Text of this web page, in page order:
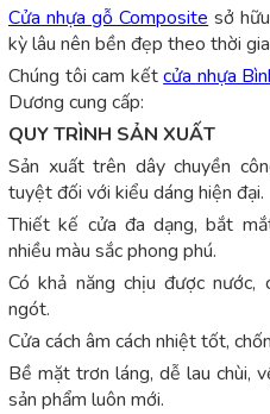
Cửa nhựa gỗ Composite sở
kỳ lâu nên bền đẹp theo thời
Chúng tôi cam kếtcửa nhựa
Dương cung cấp:
QUY TRÌNH SẢN XUẤT
Sản xuất trên dây chuyền
tuyệt đối với kiểu dáng hiện đại.
Thiết kế cửa đa dạng, bắt
nhiều màu sắc phong phú.
Có khả năng chịu được nước,
ngót.
Cửa cách âm cách nhiệt tốt,
Bề mặt trơn láng, dễ lau chùi,
sản phẩm luôn mới.